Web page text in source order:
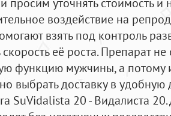
воздействие на
взять под контроль
её роста. Препарат
функцию мужчины, а потому
выбрать доставку в
SuVidalista 20 - Видалиста